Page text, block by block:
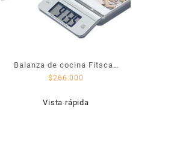
Balanza de cocina Fitscan
KD 191F
$266.000
Vista rápida